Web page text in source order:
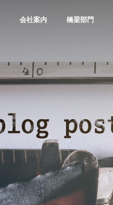
会社案内 橋梁部門